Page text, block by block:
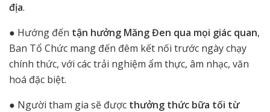
địa.
● Hướng đến tận hưởng Măng Đen qua mọi giác quan,
Ban Tổ Chức mang đến đêm kết nối trước ngày chạy
chính thức, với các trải nghiệm ẩm thực, âm nhạc, văn
hoá đặc biệt.
● Người tham gia sẽ được thưởng thức bữa tối từ